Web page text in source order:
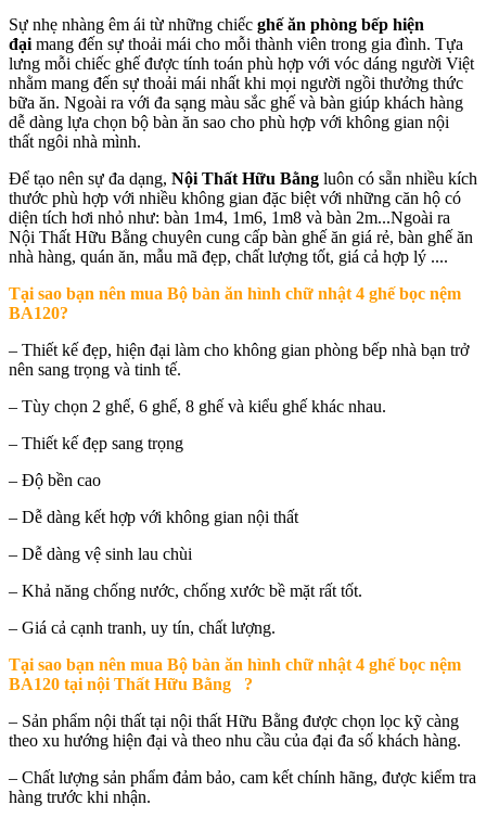
Sự nhẹ nhàng êm ái từ những chiếc ghế ăn phòng bếp hiện
đại mang đến sự thoải mái cho mỗi thành viên trong gia đình. Tựa
lưng mỗi chiếc ghế được tính toán phù hợp với vóc dáng người Việt
nhằm mang đến sự thoải mái nhất khi mọi người ngồi thưởng thức
bữa ăn. Ngoài ra với đa sạng màu sắc ghế và bàn giúp khách hàng
dễ dàng lựa chọn bộ bàn ăn sao cho phù hợp với không gian nội
thất ngôi nhà mình.
Để tạo nên sự đa dạng, Nội Thất Hữu Bằng luôn có sẵn nhiều kích
thước phù hợp với nhiều không gian đặc biệt với những căn hộ có
diện tích hơi nhỏ như: bàn 1m4, 1m6, 1m8 và bàn 2m...Ngoài ra
Nội Thất Hữu Bằng chuyên cung cấp bàn ghế ăn giá rẻ, bàn ghế ăn
nhà hàng, quán ăn, mẫu mã đẹp, chất lượng tốt, giá cả hợp lý ....
Tại sao bạn nên mua Bộ bàn ăn hình chữ nhật 4 ghế bọc nệm
BA120?
– Thiết kế đẹp, hiện đại làm cho không gian phòng bếp nhà bạn trở
nên sang trọng và tinh tế.
– Tùy chọn 2 ghế, 6 ghế, 8 ghế và kiểu ghế khác nhau.
– Thiết kế đẹp sang trọng
– Độ bền cao
– Dễ dàng kết hợp với không gian nội thất
– Dễ dàng vệ sinh lau chùi
– Khả năng chống nước, chống xước bề mặt rất tốt.
– Giá cả cạnh tranh, uy tín, chất lượng.
Tại sao bạn nên mua Bộ bàn ăn hình chữ nhật 4 ghế bọc nệm
BA120 tại nội Thất Hữu Bằng ?
– Sản phẩm nội thất tại nội thất Hữu Bằng được chọn lọc kỹ càng
theo xu hướng hiện đại và theo nhu cầu của đại đa số khách hàng.
– Chất lượng sản phẩm đảm bảo, cam kết chính hãng, được kiểm tra
hàng trước khi nhận.